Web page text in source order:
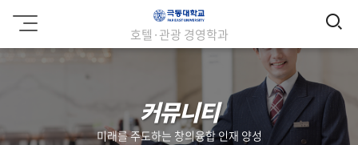
극
동
호텔·관광 경영학과
검
커뮤니티
미래를 주도하는 창의융합 인재 양성